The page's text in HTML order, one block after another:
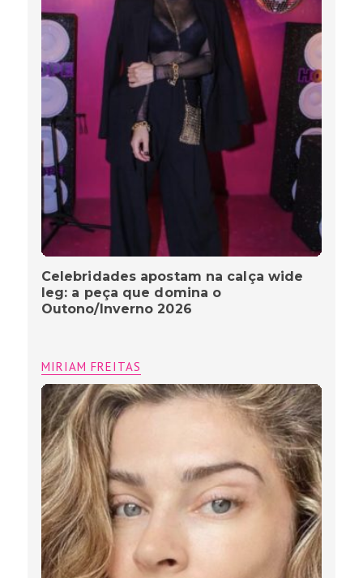
Celebridades apostam na calça wide
leg: a peça que domina o
Outono/Inverno 2026
MIRIAM FREITAS